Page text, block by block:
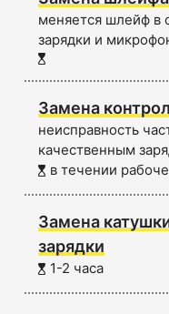
меняется шлейф в
зарядки и
Замена
неисправность
качественным
в течении
Замена
зарядки
1-2 часа